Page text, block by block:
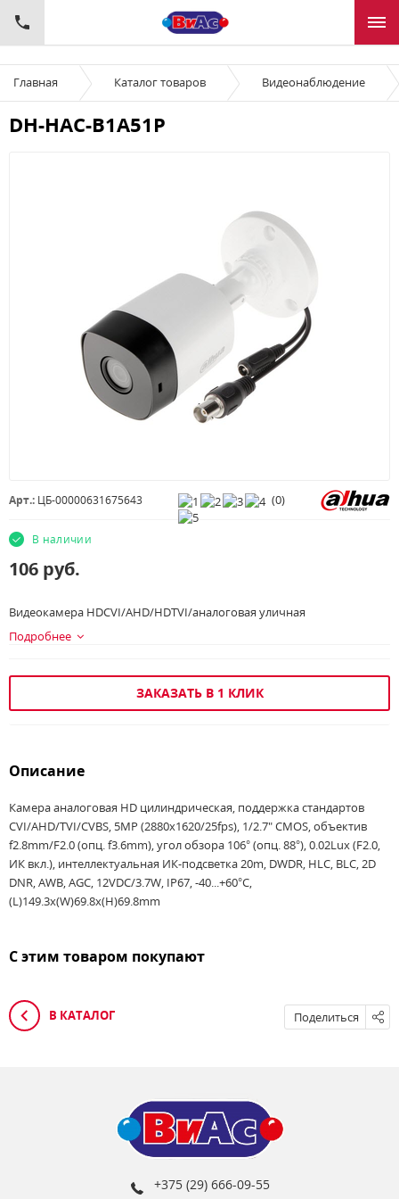
Главная Каталог товаров Видеонаблюдение
DH-HAC-B1A51P
Арт.: ЦБ-00000631675643 (0)
В наличии
106 руб.
Видеокамера HDCVI/AHD/HDTVI/аналоговая уличная
Подробнее
ЗАКАЗАТЬ В 1 КЛИК
Описание
Камера аналоговая HD цилиндрическая, поддержка стандартов
CVI/AHD/TVI/CVBS, 5MP (2880x1620/25fps), 1/2.7" CMOS, объектив
f2.8mm/F2.0 (опц. f3.6mm), угол обзора 106° (опц. 88°), 0.02Lux (F2.0,
ИК вкл.), интеллектуальная ИК-подсветка 20m, DWDR, HLC, BLC, 2D
DNR, AWB, AGC, 12VDC/3.7W, IP67, -40...+60°C,
(L)149.3х(W)69.8х(H)69.8mm
С этим товаром покупают
В КАТАЛОГ Поделиться
+375 (29) 666-09-55